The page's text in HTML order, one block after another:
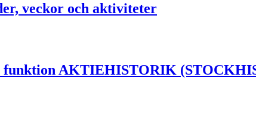
veckor och aktiviteter
funktion AKTIEHISTORIK